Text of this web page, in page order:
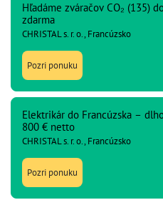
Hľadáme zváračov CO₂ (135)
zdarma
CHRISTAL s. r. o., Francúzsko
Pozri ponuku
Elektrikár do Francúzska –
800 € netto
CHRISTAL s. r. o., Francúzsko
Pozri ponuku